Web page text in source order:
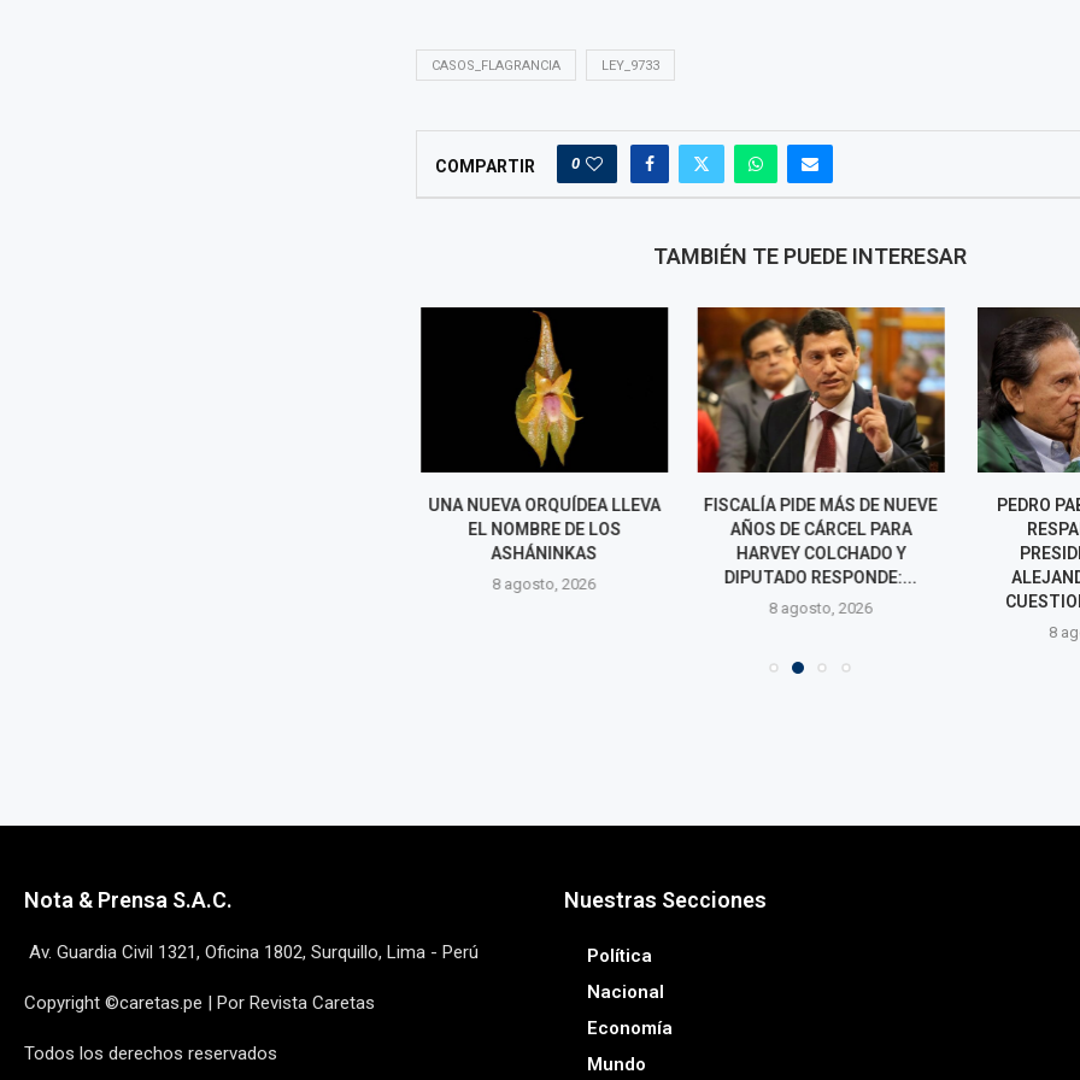
CASOS_FLAGRANCIA LEY_9733
COMPARTIR 0
TAMBIÉN TE PUEDE INTERESAR
UNA NUEVA ORQUÍDEA LLEVA
EL NOMBRE DE LOS
ASHÁNINKAS
8 agosto, 2026
FISCALÍA PIDE MÁS DE NUEVE
AÑOS DE CÁRCEL PARA
HARVEY COLCHADO Y
DIPUTADO RESPONDE:...
8 agosto, 2026
PEDRO
8
Nota & Prensa S.A.C.
Av. Guardia Civil 1321, Oficina 1802, Surquillo, Lima - Perú
Copyright ©caretas.pe | Por Revista Caretas
Todos los derechos reservados
Nuestras Secciones
Política
Nacional
Economía
Mundo